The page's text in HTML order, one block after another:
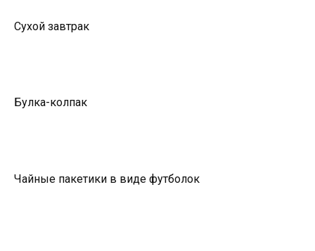
Сухой завтрак
Булка-колпак
Чайные пакетики в виде футболок